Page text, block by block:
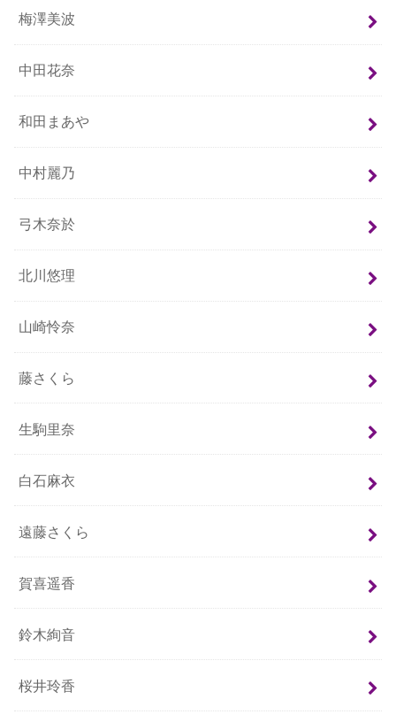
梅澤美波
中田花奈
和田まあや
中村麗乃
弓木奈於
北川悠理
山崎怜奈
藤さくら
生駒里奈
白石麻衣
遠藤さくら
賀喜遥香
鈴木絢音
桜井玲香